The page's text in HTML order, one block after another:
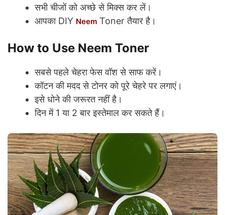
सभी चीजों को अच्छे से मिक्स कर लें।
आपका DIY Neem Toner तैयार है।
How to Use Neem Toner
सबसे पहले चेहरा फेस वॉश से साफ करें।
कॉटन की मदद से टोनर को पूरे चेहरे पर लगाएं।
इसे धोने की जरूरत नहीं है।
दिन में 1 या 2 बार इस्तेमाल कर सकते हैं।